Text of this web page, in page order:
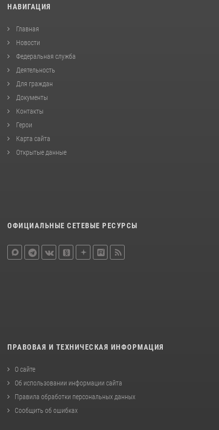
НАВИГАЦИЯ
Главная
Новости
Федеральная служба
Деятельность
Для граждан
Документы
Контакты
Герои
Карта сайта
Открытые данные
ОФИЦИАЛЬНЫЕ СЕТЕВЫЕ РЕСУРСЫ
ПРАВОВАЯ И ТЕХНИЧЕСКАЯ ИНФОРМАЦИЯ
О сайте
Об использовании информации сайта
Правила обработки персональных данных
Сообщить об ошибках